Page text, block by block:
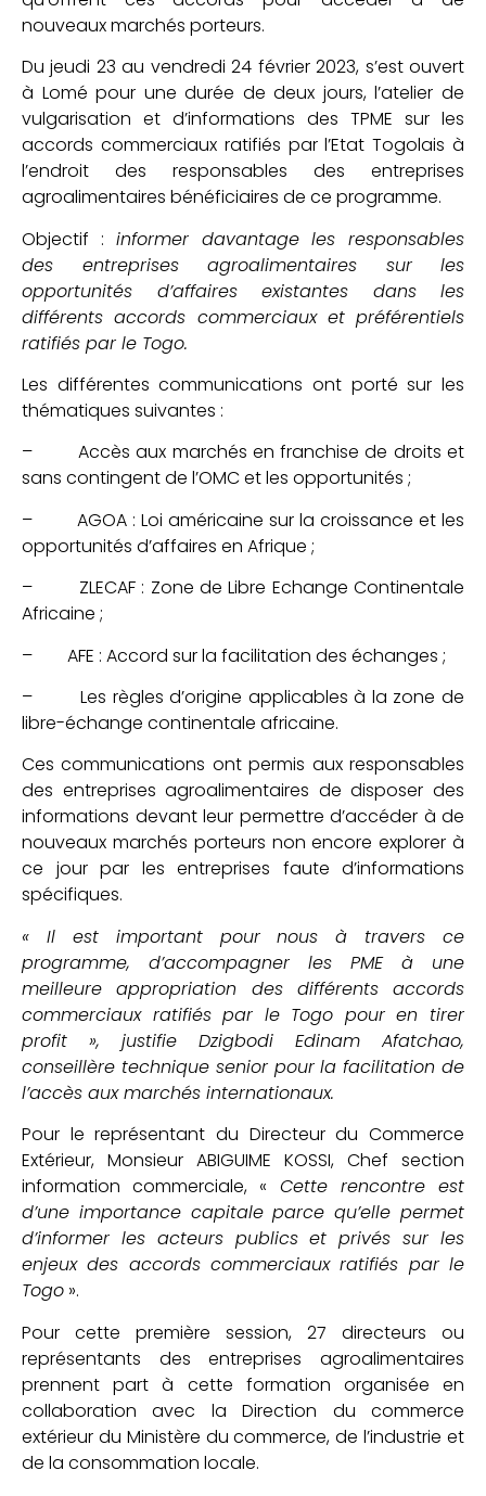
nouveaux marchés porteurs.
Du jeudi 23 au vendredi 24 février 2023, s’est ouvert
à Lomé pour une durée de deux jours, l’atelier de
vulgarisation et d’informations des TPME sur les
accords commerciaux ratifiés par l’Etat Togolais à
l’endroit des responsables des entreprises
agroalimentaires bénéficiaires de ce programme.
Objectif : informer davantage les responsables
des entreprises agroalimentaires sur les
opportunités d’affaires existantes dans les
différents accords commerciaux et préférentiels
ratifiés par le Togo.
Les différentes communications ont porté sur les
thématiques suivantes :
– Accès aux marchés en franchise de droits et
sans contingent de l’OMC et les opportunités ;
– AGOA : Loi américaine sur la croissance et les
opportunités d’affaires en Afrique ;
– ZLECAF : Zone de Libre Echange Continentale
Africaine ;
– AFE : Accord sur la facilitation des échanges ;
– Les règles d’origine applicables à la zone de
libre-échange continentale africaine.
Ces communications ont permis aux responsables
des entreprises agroalimentaires de disposer des
informations devant leur permettre d’accéder à de
nouveaux marchés porteurs non encore explorer à
ce jour par les entreprises faute d’informations
spécifiques.
« Il est important pour nous à travers ce
programme, d’accompagner les PME à une
meilleure appropriation des différents accords
commerciaux ratifiés par le Togo pour en tirer
profit », justifie Dzigbodi Edinam Afatchao,
conseillère technique senior pour la facilitation de
l’accès aux marchés internationaux.
Pour le représentant du Directeur du Commerce
Extérieur, Monsieur ABIGUIME KOSSI, Chef section
information commerciale, « Cette rencontre est
d’une importance capitale parce qu’elle permet
d’informer les acteurs publics et privés sur les
enjeux des accords commerciaux ratifiés par le
Togo ».
Pour cette première session, 27 directeurs ou
représentants des entreprises agroalimentaires
prennent part à cette formation organisée en
collaboration avec la Direction du commerce
extérieur du Ministère du commerce, de l’industrie et
de la consommation locale.